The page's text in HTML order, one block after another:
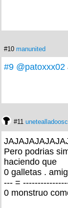
#10 manunited
#9 @patoxxx02
#11
Pero podrias
haciendo que
0 galletas .
--- =
0 monstruo